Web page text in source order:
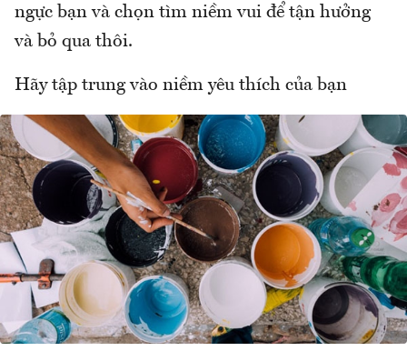
ngực bạn và chọn tìm niềm vui để tận hưởng
và bỏ qua thôi.
Hãy tập trung vào niềm yêu thích của bạn